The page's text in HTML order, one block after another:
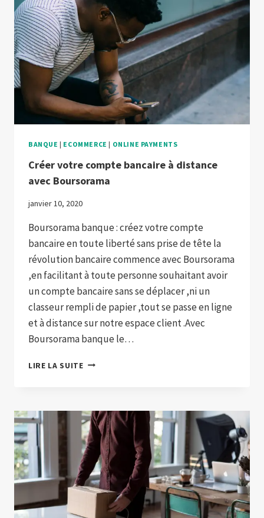
BANQUE | ECOMMERCE | ONLINE PAYMENTS
Créer votre compte bancaire à distance
avec Boursorama
janvier 10, 2020
Boursorama banque : créez votre compte
bancaire en toute liberté sans prise de tête la
révolution bancaire commence avec Boursorama
,en facilitant à toute personne souhaitant avoir
un compte bancaire sans se déplacer ,ni un
classeur rempli de papier ,tout se passe en ligne
et à distance sur notre espace client .Avec
Boursorama banque le…
LIRE LA SUITECRÉER
À
DISTANCE
AVEC
BOURSORAMA